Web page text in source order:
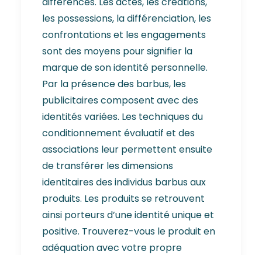
les possessions, la différenciation, les
confrontations et les engagements
sont des moyens pour signifier la
marque de son identité personnelle.
Par la présence des barbus, les
publicitaires composent avec des
identités variées. Les techniques du
conditionnement évaluatif et des
associations leur permettent ensuite
de transférer les dimensions
identitaires des individus barbus aux
produits. Les produits se retrouvent
ainsi porteurs d’une identité unique et
positive. Trouverez-vous le produit en
adéquation avec votre propre